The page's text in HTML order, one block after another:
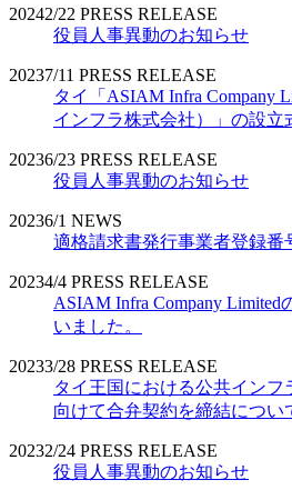
20242/22 PRESS RELEASE
役員人事異動のお知らせ
20237/11 PRESS RELEASE
タイ「ASIAM Infra Company
インフラ株式会社）」の設立
20236/23 PRESS RELEASE
役員人事異動のお知らせ
20236/1 NEWS
適格請求書発行事業者登録番
20234/4 PRESS RELEASE
ASIAM Infra Company
いました。
20233/28 PRESS RELEASE
タイ王国における公共インフ
向けて合弁契約を締結につい
20232/24 PRESS RELEASE
役員人事異動のお知らせ